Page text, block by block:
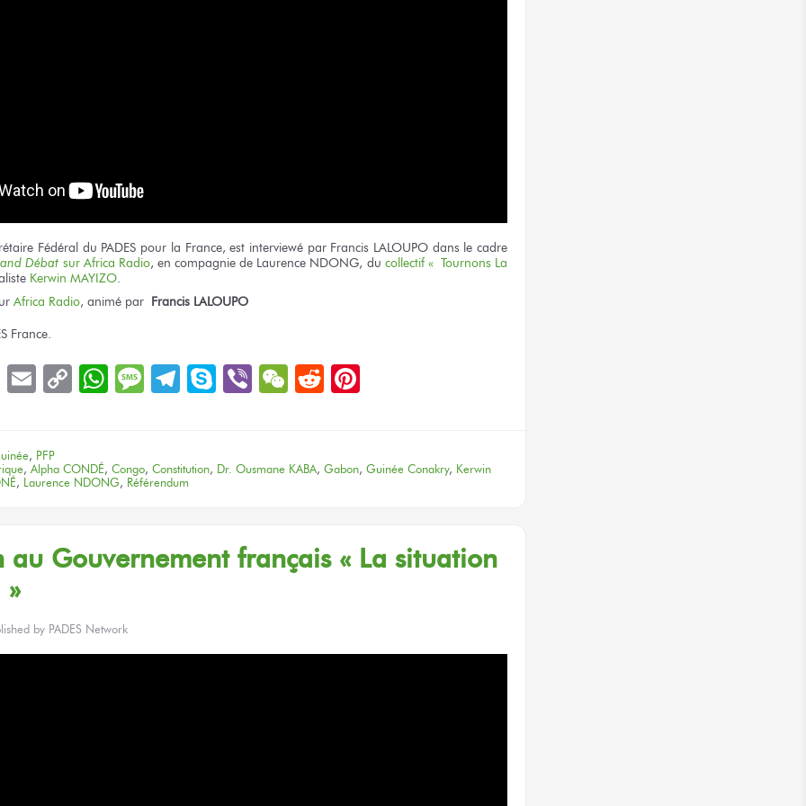
Fédéral du PADES pour la France, est interviewé par Francis LALOUPO dans le cadre
Débat sur Africa Radio, en compagnie de Laurence NDONG, du collectif « Tournons La
Kerwin MAYIZO
Africa Radio, animé par Francis LALOUPO
France.
LinkedIn
EmailCopyWhatsApp
Message
Telegram
SkypeViberWeChat
Reddit
, PFP
, Alpha CONDÉ, Congo, Constitution, Dr. Ousmane KABA, Gabon, Guinée Conakry, Kerwin
, Laurence NDONG, Référendum
au Gouvernement français « La situation
»
by PADES Network